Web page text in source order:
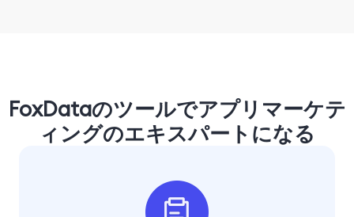
FoxDataのツールでアプリマーケテ
ィングのエキスパートになる